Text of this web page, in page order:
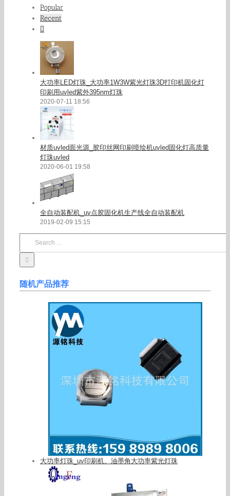
Popular
Recent
大功率LED灯珠_大功率1W3W紫光灯珠3D打印机固化灯
印刷用uvled紫外395nm灯珠
2020-07-11 18:56
材质uvled面光源_胶印丝网印刷喷绘机uvled固化灯高质量
灯珠uvled
2020-06-01 19:58
全自动装配机_uv点胶固化机生产线全自动装配机
2019-02-09 15:15
随机产品推荐
大功率灯珠_uv印刷机、油墨角大功率紫光灯珠